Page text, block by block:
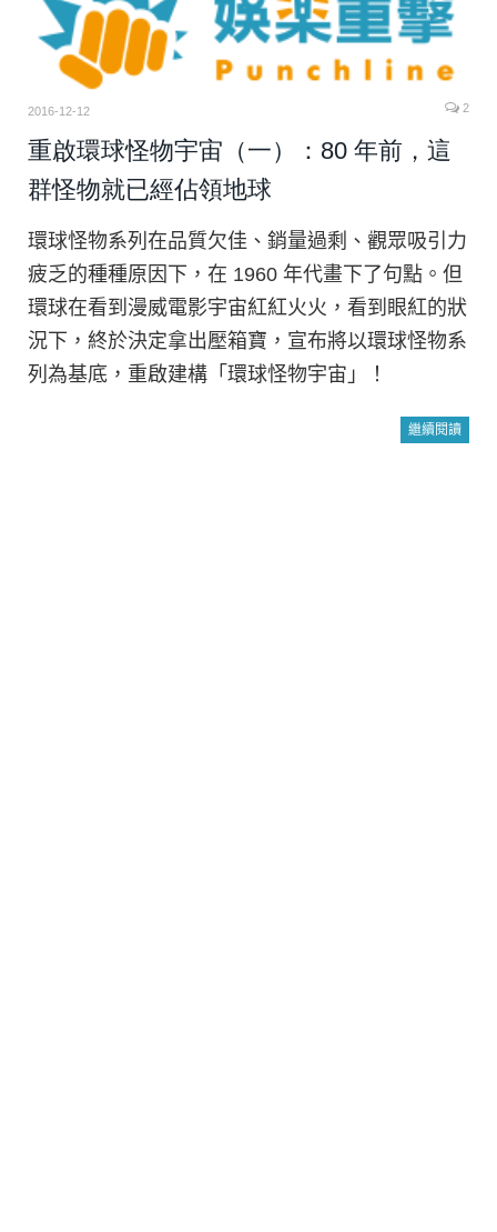
2016-12-12 2
重啟環球怪物宇宙（一）：80 年前，這
群怪物就已經佔領地球
環球怪物系列在品質欠佳、銷量過剩、觀眾吸引力
疲乏的種種原因下，在 1960 年代畫下了句點。但
環球在看到漫威電影宇宙紅紅火火，看到眼紅的狀
況下，終於決定拿出壓箱寶，宣布將以環球怪物系
列為基底，重啟建構「環球怪物宇宙」！
繼續閱讀